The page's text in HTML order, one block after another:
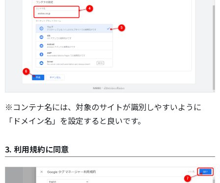
※コンテナ名には、対象のサイトが識別しやすいように
「ドメイン名」を設定すると良いです。
3. 利用規約に同意